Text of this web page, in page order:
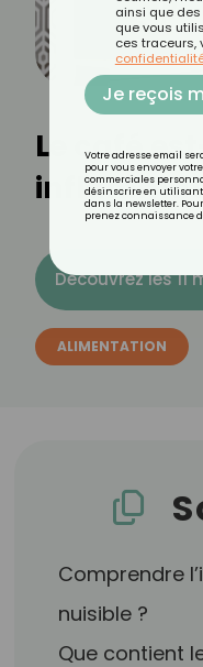
Le café
Découvrez les 11
ALIMENTATION
Comprendre
nuisible ?
Que contient
ainsi que
que vous
ces traceurs,
Je reçois
Votre adresse email
pour vous envoyer
commerciales
désinscrire en
dans la newsletter.
prenez connaissance